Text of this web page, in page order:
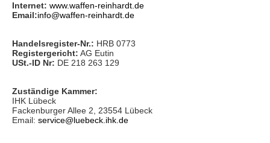
Internet: www.waffen-reinhardt.de
Email:info@waffen-reinhardt.de
Handelsregister-Nr.: HRB 0773
Registergericht: AG Eutin
USt.-ID Nr: DE 218 263 129
Zuständige Kammer:
IHK Lübeck
Fackenburger Allee 2, 23554 Lübeck
Email: service@luebeck.ihk.de